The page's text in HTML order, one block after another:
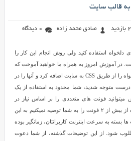
قالب سایت
صادق محمد زاده 0 دیدگاه
دلخواه استفاده کنید ولی روش انجام این کار را
در آموزش امروز به همراه ما خواهید آموخت که
چگونه میتوان فونت یا فونت های دلخواه را از طریق CSS به سایت اضافه کرد و آنها را در
متوجه شدید، شما محدود به استفاده از یک
میتوانید فونت های متعددی را بر اساس نیاز در
سایتتان به کار بگیرید. البته ما استفاده از بیش از ۲ فونت را به شما توصیه نمیکنیم به این
بسته به سرعت اینترنت کاربرانتان، زمانگیر بوده
شود. از این توضیحات گذشته، از شما دعوت